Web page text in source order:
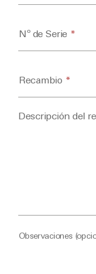
Nº de Serie *
Recambio *
Descripción del
Observaciones